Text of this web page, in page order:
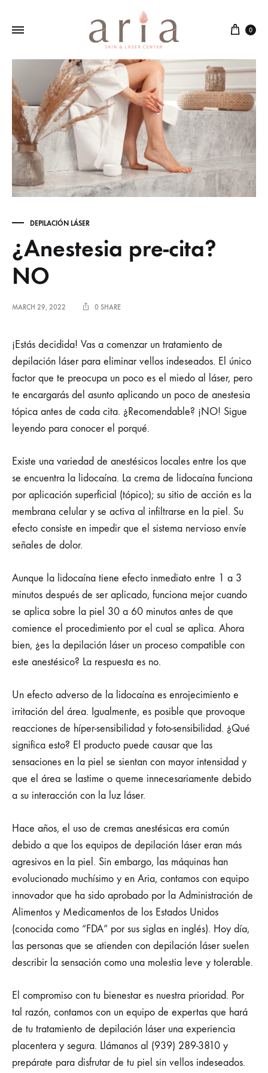
Cart
0
DEPILACIÓN LÁSER
¿Anestesia pre-cita?
NO
MARCH 29, 2022 0 SHARE
¡Estás decidida! Vas a comenzar un tratamiento de
depilación láser para eliminar vellos indeseados. El único
factor que te preocupa un poco es el miedo al láser, pero
te encargarás del asunto aplicando un poco de anestesia
tópica antes de cada cita. ¿Recomendable? ¡NO! Sigue
leyendo para conocer el porqué.
Existe una variedad de anestésicos locales entre los que
se encuentra la lidocaína. La crema de lidocaína funciona
por aplicación superficial (tópico); su sitio de acción es la
membrana celular y se activa al infiltrarse en la piel. Su
efecto consiste en impedir que el sistema nervioso envíe
señales de dolor.
Aunque la lidocaína tiene efecto inmediato entre 1 a 3
minutos después de ser aplicado, funciona mejor cuando
se aplica sobre la piel 30 a 60 minutos antes de que
comience el procedimiento por el cual se aplica. Ahora
bien, ¿es la depilación láser un proceso compatible con
este anestésico? La respuesta es no.
Un efecto adverso de la lidocaína es enrojecimiento e
irritación del área. Igualmente, es posible que provoque
reacciones de híper-sensibilidad y foto-sensibilidad. ¿Qué
significa esto? El producto puede causar que las
sensaciones en la piel se sientan con mayor intensidad y
que el área se lastime o queme innecesariamente debido
a su interacción con la luz láser.
Hace años, el uso de cremas anestésicas era común
debido a que los equipos de depilación láser eran más
agresivos en la piel. Sin embargo, las máquinas han
evolucionado muchísimo y en Aria, contamos con equipo
innovador que ha sido aprobado por la Administración de
Alimentos y Medicamentos de los Estados Unidos
(conocida como “FDA” por sus siglas en inglés). Hoy día,
las personas que se atienden con depilación láser suelen
describir la sensación como una molestia leve y tolerable.
El compromiso con tu bienestar es nuestra prioridad. Por
tal razón, contamos con un equipo de expertas que hará
de tu tratamiento de depilación láser una experiencia
placentera y segura. Llámanos al (939) 289-3810 y
prepárate para disfrutar de tu piel sin vellos indeseados.